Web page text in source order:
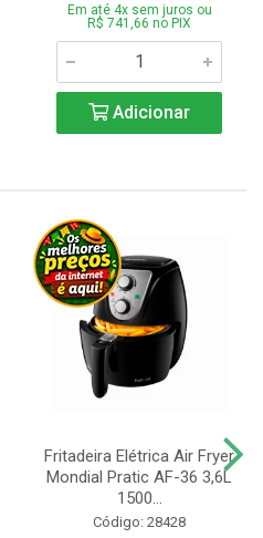
Em até 4x sem juros ou
R$ 741,66 no PIX
Adicionar
Fritadeira Elétrica Air Fryer
Mondial Pratic AF-36 3,6L
1500...
Código: 28428